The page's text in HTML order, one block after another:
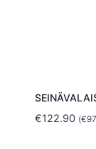
€122.90 (€